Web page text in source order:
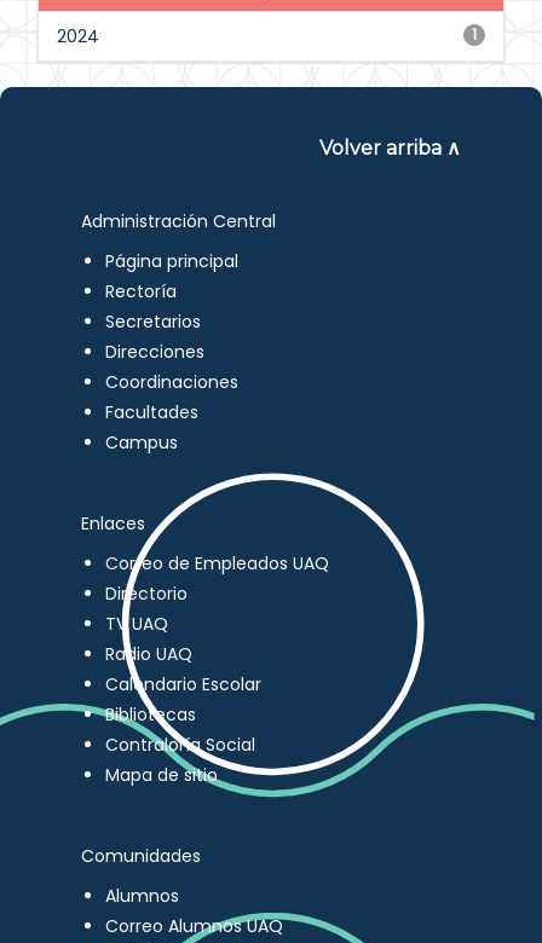
1
2024
Volver arriba ∧
Administración Central
Página principal
Rectoría
Secretarios
Direcciones
Coordinaciones
Facultades
Campus
Enlaces
Correo de Empleados UAQ
Directorio
TV UAQ
Radio UAQ
Calendario Escolar
Bibliotecas
Contraloría Social
Mapa de sitio
Comunidades
Alumnos
Correo Alumnos UAQ